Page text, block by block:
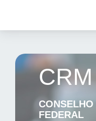
FEDERAL